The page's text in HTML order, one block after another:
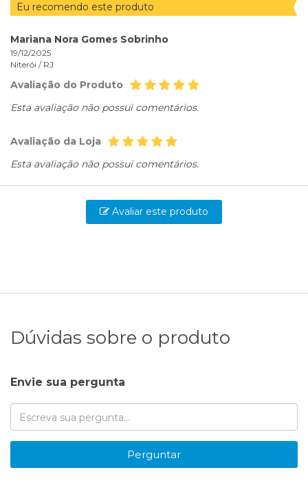
Eu recomendo este produto
Mariana Nora Gomes Sobrinho
19/12/2025
Niterói / RJ
Avaliação do Produto
Esta avaliação não possui comentários.
Avaliação da Loja
Esta avaliação não possui comentários.
Avaliar este produto
Dúvidas sobre o produto
Envie sua pergunta
Perguntar